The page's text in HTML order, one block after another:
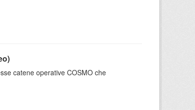
catene operative COSMO che